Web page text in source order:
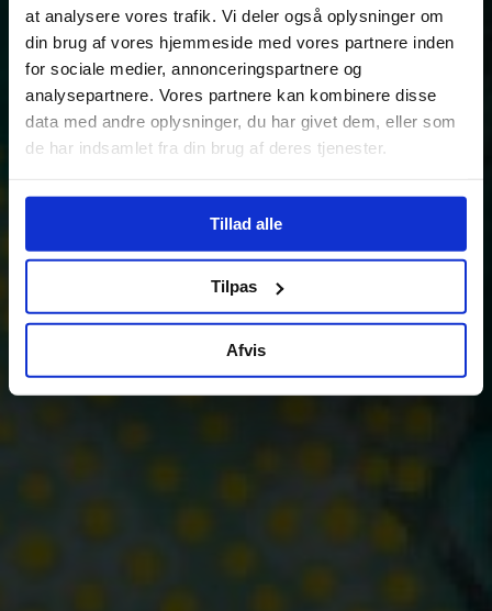
at analysere vores trafik. Vi deler også oplysninger om
din brug af vores hjemmeside med vores partnere inden
for sociale medier, annonceringspartnere og
analysepartnere. Vores partnere kan kombinere disse
data med andre oplysninger, du har givet dem, eller som
de har indsamlet fra din brug af deres tjenester.
Tillad alle
Tilpas
Afvis